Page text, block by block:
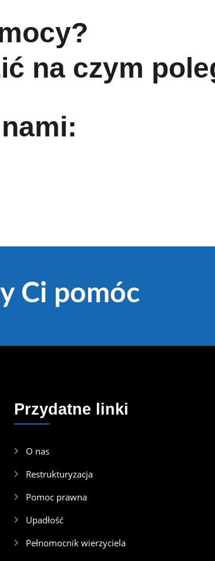
na czym
Ci pomóc
Przydatne linki
O nas
Restrukturyzacja
Pomoc prawna
Upadłość
Pełnomocnik wierzyciela